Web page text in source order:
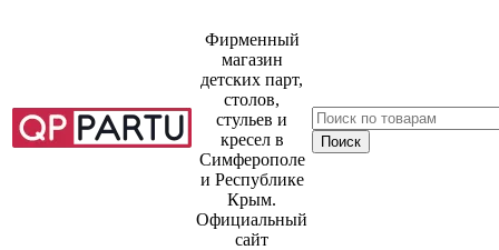
Фирменный
магазин
детских парт,
столов,
стульев и
кресел в
Симферополе
и Республике
Крым.
Официальный
сайт